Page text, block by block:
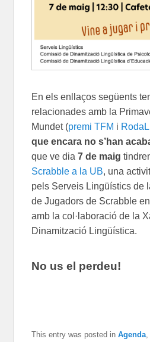
En els enllaços següents
relacionades amb la
Mundet (premi TFM i
que encara no s’han
que ve dia7 de maig
Scrabble a la UB, una
pels Serveis Lingüístics de
de Jugadors de Scrabble
amb la col·laboració de la
Dinamització Lingüística.
No us el perdeu!
This entry was posted inAgenda,